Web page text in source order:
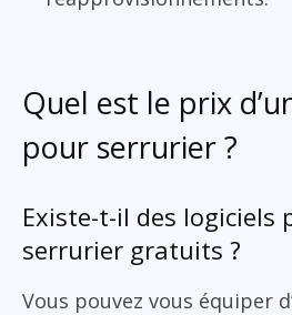
Quel est le prix
pour serrurier ?
Existe-t-il des logiciels
serrurier gratuits ?
Vous pouvez vous équiper